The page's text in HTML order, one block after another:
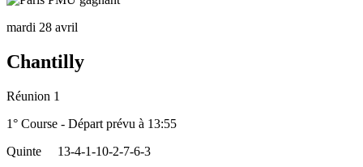
mardi 28 avril
Chantilly
Réunion 1
1° Course - Départ prévu à 13:55
Quinte
13-4-1-10-2-7-6-3